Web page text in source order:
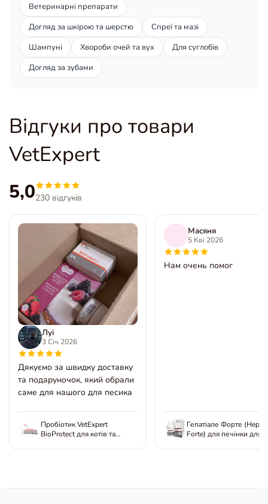
Ветеринарні препарати
Догляд за шкірою та шерстю
Спреї та мазі
Шампуні
Хвороби очей та вух
Для суглобів
Догляд за зубами
Відгуки про товари
VetExpert
5,0230 відгуків
Луі
3 Січ 2026
Дякуємо за швидку доставку
та подаруночок, який обрали
саме для нашого для песика
Пробіотик VetExpert
BioProtect для котів та
Масяня
5 Кві 2026
Нам очень помог
Гепатіале Форте
Forte) для печінки для